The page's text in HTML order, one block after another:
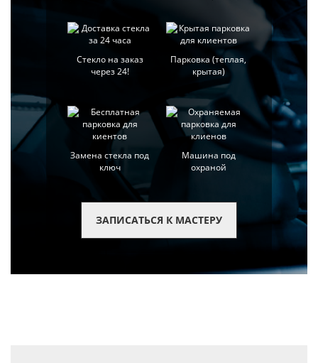
Стекло на заказ
через 24!
Парковка (теплая,
крытая)
Замена стекла под
ключ
Машина под
охраной
ЗАПИСАТЬСЯ К МАСТЕРУ